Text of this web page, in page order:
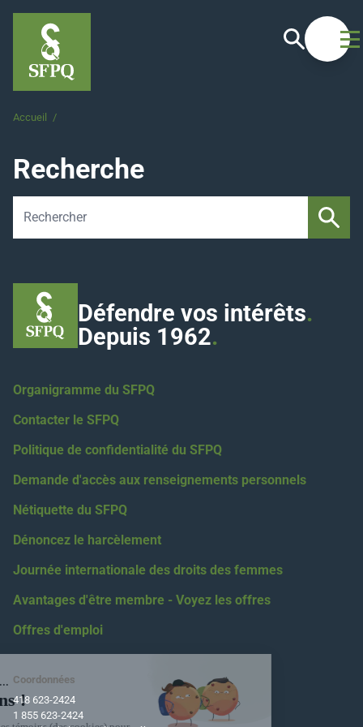
Recherche
Accueil /
Recherche
up
and
arrows
select
available
enter
to
to
selected
result.
Touch
users
can
touch
and
swipe
gestures.
Défendre vos intérêts.
Depuis 1962.
Organigramme du SFPQ
Contacter le SFPQ
Politique de confidentialité du SFPQ
Demande d'accès aux renseignements personnels
Nétiquette du SFPQ
Dénoncez le harcèlement
Journée internationale des droits des femmes
Avantages d'être membre - Voyez les offres
Offres d'emploi
Coordonnées
418 623-2424
1 855 623-2424